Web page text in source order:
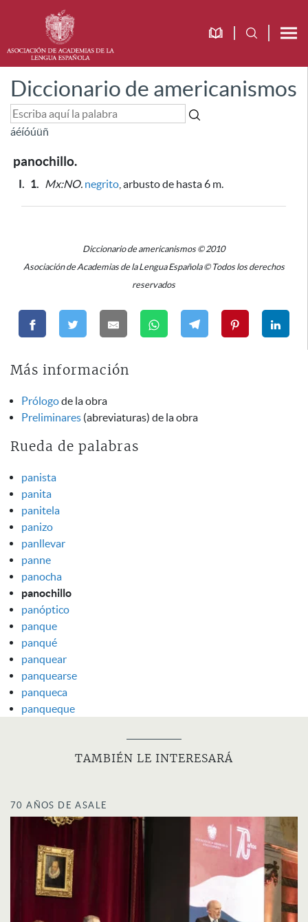
Diccionario de americanismos
áéíóúüñ
panochillo.
I. 1. Mx:NO. negrito , arbusto de hasta 6 m.
Diccionario de americanismos © 2010
Asociación de Academias de la Lengua Española © Todos los derechos
reservados
Más información
Prólogode la obra
Preliminares (abreviaturas) de la obra
Rueda de palabras
panista
panita
panitela
panizo
panllevar
panne
panocha
panochillo
panóptico
panque
panqué
panquear
panquearse
panqueca
panqueque
TAMBIÉN LE INTERESARÁ
70 AÑOS DE ASALE